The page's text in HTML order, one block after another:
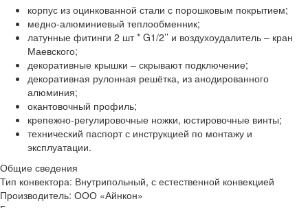
корпус из оцинкованной стали с порошковым покрытием;
медно-алюминиевый теплообменник;
латунные фитинги 2 шт * G1/2’’ и воздухоудалитель – кран
Маевского;
декоративные крышки – скрывают подключение;
декоративная рулонная решётка, из анодированного
алюминия;
окантовочный профиль;
крепежно-регулировочные ножки, юстировочные винты;
технический паспорт с инструкцией по монтажу и
эксплуатации.
Общие сведения
Тип конвектора: Внутрипольный, с естественной конвекцией
Производитель: ООО «Айнкон»